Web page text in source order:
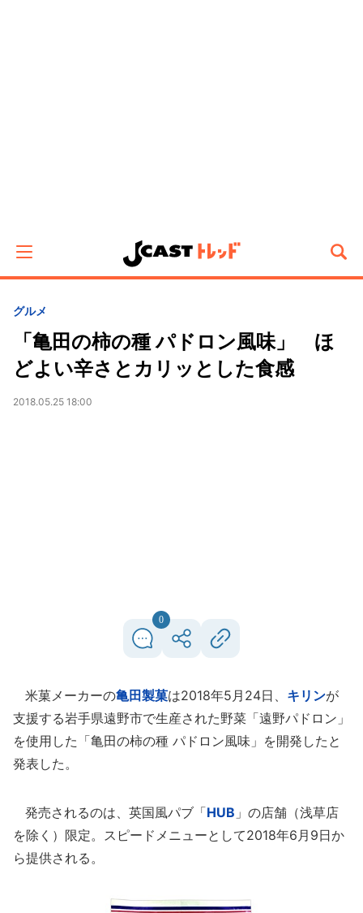
グルメ
「亀田の柿の種 パドロン風味」 ほ
どよい辛さとカリッとした食感
2018.05.25 18:00
0
米菓メーカーの亀田製菓は2018年5月24日、 キリンが
支援する岩手県遠野市で生産された野菜「遠野パドロン」
を使用した「亀田の柿の種 パドロン風味」を開発したと
発表した。
発売されるのは、英国風パブ「HUB 」の店舗（浅草店
を除く）限定。スピードメニューとして2018年6月9日か
ら提供される。